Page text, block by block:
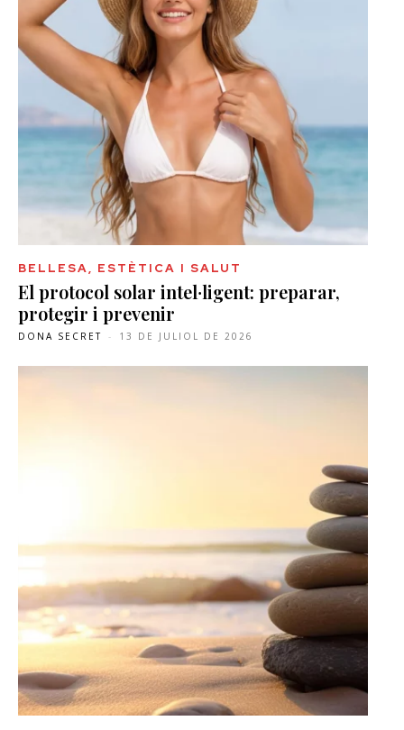
BELLESA, ESTÈTICA I SALUT
El protocol solar intel·ligent: preparar,
protegir i prevenir
DONA SECRET - 13 DE JULIOL DE 2026